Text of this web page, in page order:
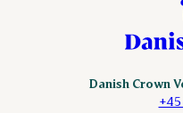
Danish Crown